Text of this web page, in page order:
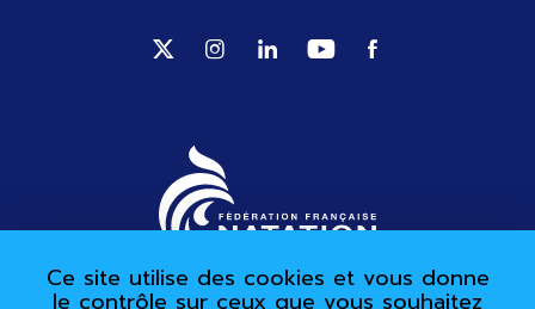
Suivez-nous sur Twitter (Ouverture
Suivez-nous sur Instagram
Suivez-nous sur Linkedin
Suivez-nous sur
Suivez-nous
Ce site utilise des cookies et vous donne
le contrôle sur ceux que vous souhaitez